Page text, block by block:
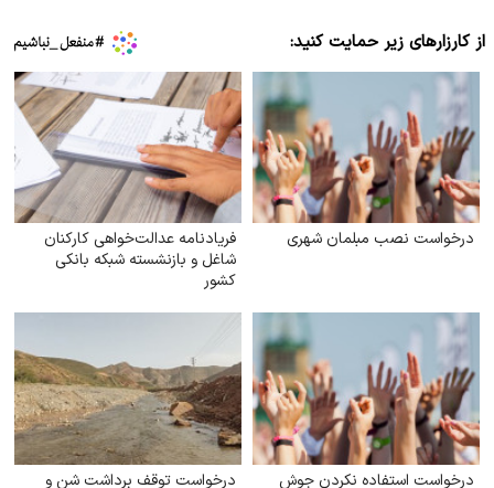
از کارزارهای زیر حمایت کنید:
درخواست نصب مبلمان شهری
فریادنامه عدالت‌خواهی کارکنان
شاغل و بازنشسته شبکه بانکی
کشور
درخواست استفاده نکردن جوش
درخواست توقف برداشت شن و